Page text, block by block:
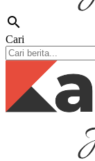
search
Cari